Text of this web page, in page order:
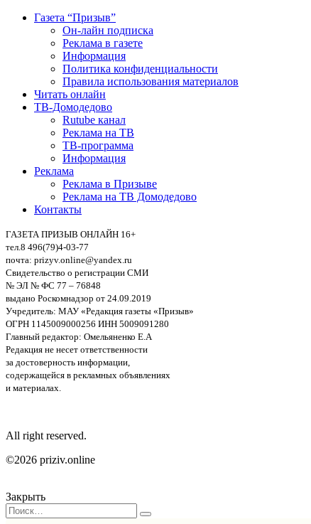
Газета “Призыв”
Он-лайн подписка
Реклама в газете
Информация
Политика конфиденциальности
Правила использования материалов
Читать онлайн
ТВ-Домодедово
Rutube канал
Реклама на ТВ
ТВ-программа
Информация
Реклама
Реклама в Призыве
Реклама на ТВ Домодедово
Контакты
ГАЗЕТА ПРИЗЫВ ОНЛАЙН 16+
тел.8 496(79)4-03-77
почта: prizyv.online@yandex.ru
Свидетельство о регистрации СМИ
№ ЭЛ № ФС 77 – 76848
выдано Роскомнадзор от 24.09.2019
Учредитель: МАУ «Редакция газеты «Призыв»
ОГРН 1145009000256 ИНН 5009091280
Главный редактор: Омельяненко Е.А
Редакция не несет ответственности
за достоверность информации,
содержащейся в рекламных объявлениях
и материалах.
All right reserved.
©2026 priziv.online
Закрыть